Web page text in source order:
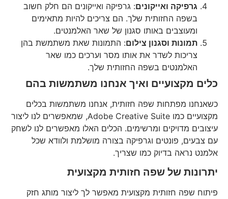
גרפיקה ואייקונים: גרפיקה ואייקונים הם חלק חשוב
בשפה החזותית שלך. הם צריכים להיות מתאימים
ומעוצבים באותו סגנון של שאר האלמנטים.
תמונות וסגנון צילום: התמונות שאת משתמשת בהן
צריכות לשדר את אותו מסר וערכים כמו שאר
האלמנטים בשפה החזותית שלך.
כלים מקצועיים ואיך אנחנו משתמשות בהם
כשאנחנו מפתחות שפה חזותית, אנחנו משתמשות בכלים
מקצועיים כמו Adobe Creative Suite, שמאפשרים לנו ליצור
עיצובים מדויקים ומרשימים. הכלים האלו מאפשרים לנו לשחק
עם צבעים, פונטים וגרפיקה בצורה מושלמת ולוודא שכל
אלמנט נראה בדיוק כמו שצריך.
יתרונות של שפה חזותית מקצועית
פיתוח שפה חזותית מקצועית מאפשר לך ליצור מותג חזק